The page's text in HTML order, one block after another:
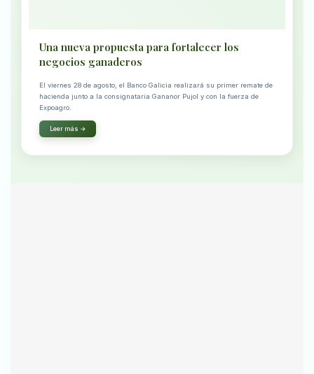
Una nueva propuesta para fortalecer los
negocios ganaderos
El viernes 28 de agosto, el Banco Galicia realizará su primer remate de
hacienda junto a la consignataria Gananor Pujol y con la fuerza de
Expoagro.
Leer más →